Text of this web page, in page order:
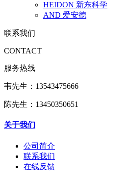
HEIDON 新东科学
AND 爱安德
联系我们
CONTACT
服务热线
韦先生：13543475666
陈先生：13450350651
关于我们
公司简介
联系我们
在线反馈